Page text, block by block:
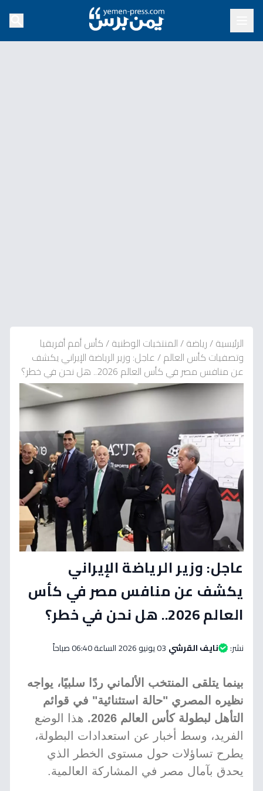
الرئيسية/رياضة/المنتخبات الوطنية/كأس أمم أفريقيا
وتصفيات كأس العالم/عاجل: وزير الرياضة الإيراني يكشف
عن منافس مصر في كأس العالم 2026.. هل نحن في خطر؟
عاجل: وزير الرياضة الإيراني
يكشف عن منافس مصر في كأس
العالم 2026.. هل نحن في خطر؟
نشر: نايف القرشي 03 يونيو 2026 الساعة 06:40 صباحاً
بينما يتلقى المنتخب الألماني ردًا سلبيًا، يواجه
نظيره المصري "حالة استثنائية" في قوائم
التأهل لبطولة كأس العالم 2026.
هذا الوضع
الفريد، وسط أخبار عن استعدادات البطولة،
يطرح تساؤلات حول مستوى الخطر الذي
يحدق بآمال مصر في المشاركة العالمية.